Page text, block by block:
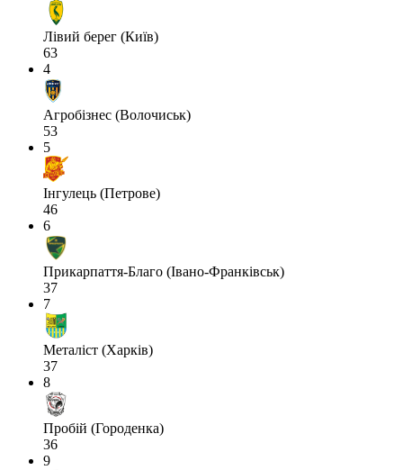
Лівий берег (Київ)
63
4
Агробізнес (Волочиськ)
53
5
Інгулець (Петрове)
46
6
Прикарпаття-Благо (Івано-Франківськ)
37
7
Металіст (Харків)
37
8
Пробій (Городенка)
36
9